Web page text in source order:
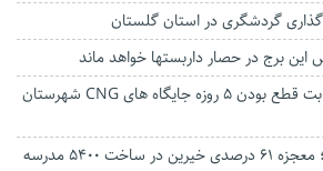
این برج در حصار داربستها خواهد ماند
گلایه رانندگان تاکسی بابت قطع بودن ۵ روزه جایگاه های CNG شهرستان
۵۴۰۰ مدرسه